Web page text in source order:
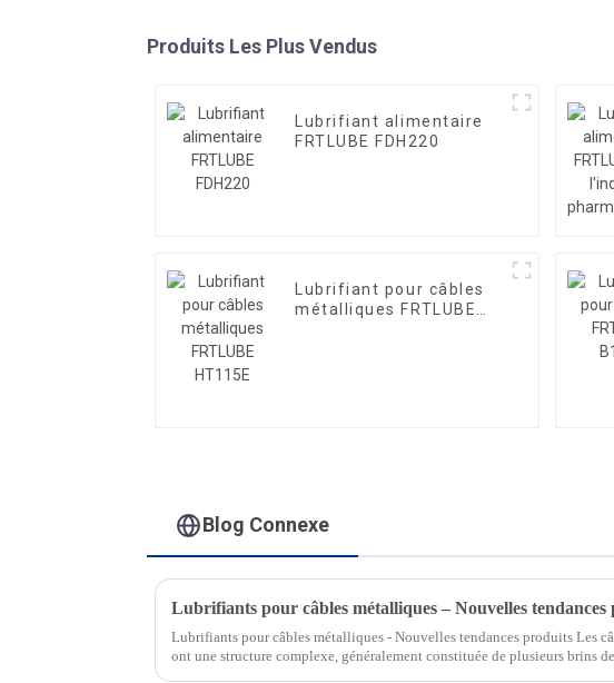
Produits Les Plus Vendus
Lubrifiant alimentaire
FRTLUBE FDH220
Lubrifiant pour câbles
métalliques FRTLUBE
Blog Connexe
Lubrifiants pour câbles métalliques – Nouvelles tendances
Lubrifiants pour câbles métalliques - Nouvelles tendances produits Les
ont une structure complexe, généralement constituée de plusieurs brins